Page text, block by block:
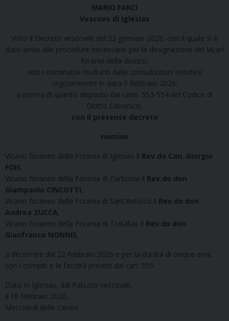
MARIO FARCI
Vescovo di Iglesias
Visto il Decreto vescovile del 23 gennaio 2026, con il quale si è
dato avvio alle procedure necessarie per la designazione dei Vicari
foranei della diocesi;
visti i nominativi risultanti dalle consultazioni tenutesi
regolarmente in data 5 febbraio 2026;
a norma di quanto disposto dai cann. 553-554 del Codice di
Diritto Canonico,
con il presente decreto
nomino
Vicario foraneo della Forania di Iglesias il Rev.do Can. Giorgio
FOIS,
Vicario foraneo della Forania di Carbonia il Rev.do don
Giampaolo CINCOTTI,
Vicario foraneo della Forania di Sant’Antioco il Rev.do don
Andrea ZUCCA,
Vicario foraneo della Forania di Tratalias il Rev.do don
Gianfranco NONNIS,
a decorrere dal 22 febbraio 2026 e per la durata di cinque anni,
con i compiti e le facoltà previsti dal can. 555.
Dato in Iglesias, dal Palazzo vescovile,
il 18 febbraio 2026,
Mercoledì delle Ceneri